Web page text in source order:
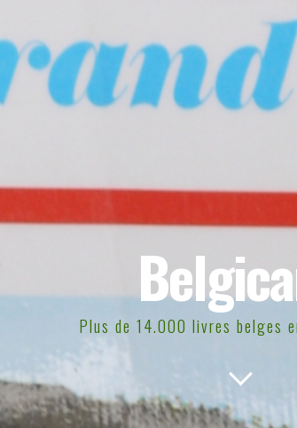
Plus de 14.000 livres belges